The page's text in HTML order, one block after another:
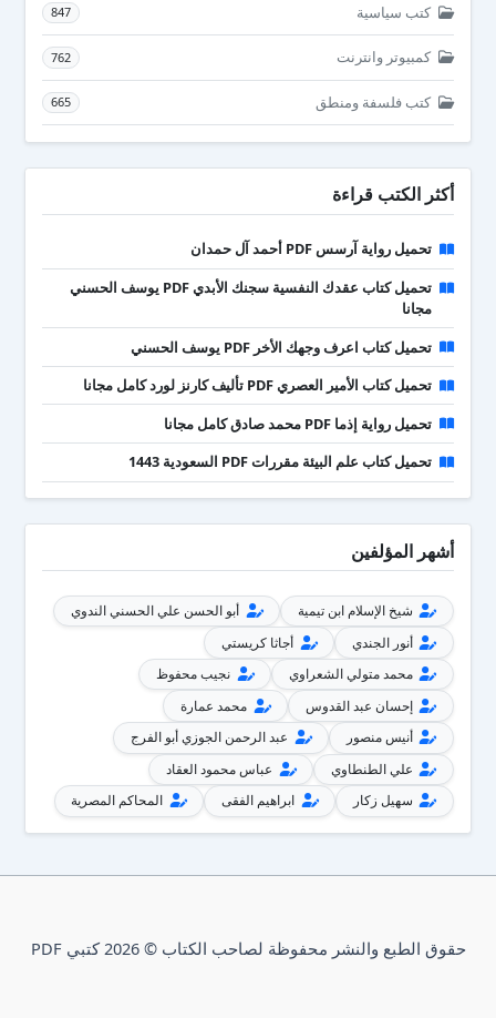
كتب سياسية 847
كمبيوتر وانترنت 762
كتب فلسفة ومنطق 665
أكثر الكتب قراءة
تحميل رواية آرسس PDF أحمد آل حمدان
تحميل كتاب عقدك النفسية سجنك الأبدي PDF يوسف الحسني
مجانا
تحميل كتاب اعرف وجهك الأخر PDF يوسف الحسني
تحميل كتاب الأمير العصري PDF تأليف كارنز لورد كامل مجانا
تحميل رواية إذما PDF محمد صادق كامل مجانا
تحميل كتاب علم البيئة مقررات PDF السعودية 1443
أشهر المؤلفين
شيخ الإسلام ابن تيمية
أبو الحسن علي الحسني الندوي
أنور الجندي
أجاثا كريستي
محمد متولي الشعراوي
نجيب محفوظ
إحسان عبد القدوس
محمد عمارة
أنيس منصور
عبد الرحمن الجوزي أبو الفرج
علي الطنطاوي
عباس محمود العقاد
سهيل زكار
ابراهيم الفقى المحاكم المصرية
حقوق الطبع والنشر محفوظة لصاحب الكتاب © 2026 كتبي PDF